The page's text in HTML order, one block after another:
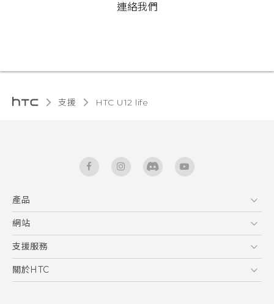
連絡我們
支援 HTC U12 life‎
產品
5G
區塊鍊手機
網站
HTC Dev
支援服務
服務中心
關於HTC